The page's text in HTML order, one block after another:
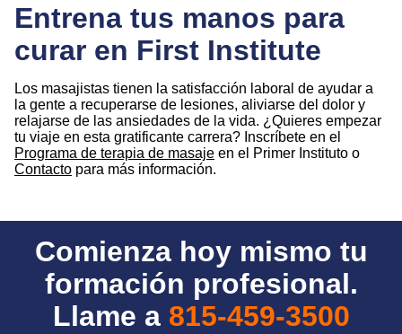
Entrena tus manos para
curar en First Institute
Los masajistas tienen la satisfacción laboral de ayudar a
la gente a recuperarse de lesiones, aliviarse del dolor y
relajarse de las ansiedades de la vida. ¿Quieres empezar
tu viaje en esta gratificante carrera? Inscríbete en el
Programa de terapia de masaje en el Primer Instituto o
Contacto para más información.
Comienza hoy mismo tu
formación profesional.
Llame a 815-459-3500